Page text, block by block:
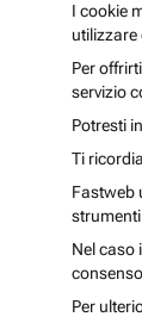
I cookie
utilizzare
Per
servizio
Potresti
Ti
Fastweb
Nel caso
Per